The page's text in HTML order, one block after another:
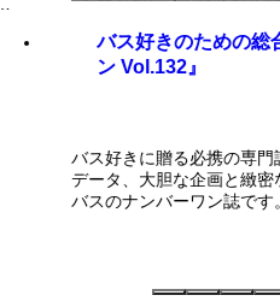
バス好きのための総
ン Vol.132』
バス好きに贈る必携の専
データ、大胆な企画と緻
バスのナンバーワン誌です
交通] ■バスづくりの新